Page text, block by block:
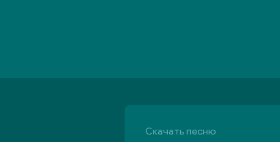
Скачать песню